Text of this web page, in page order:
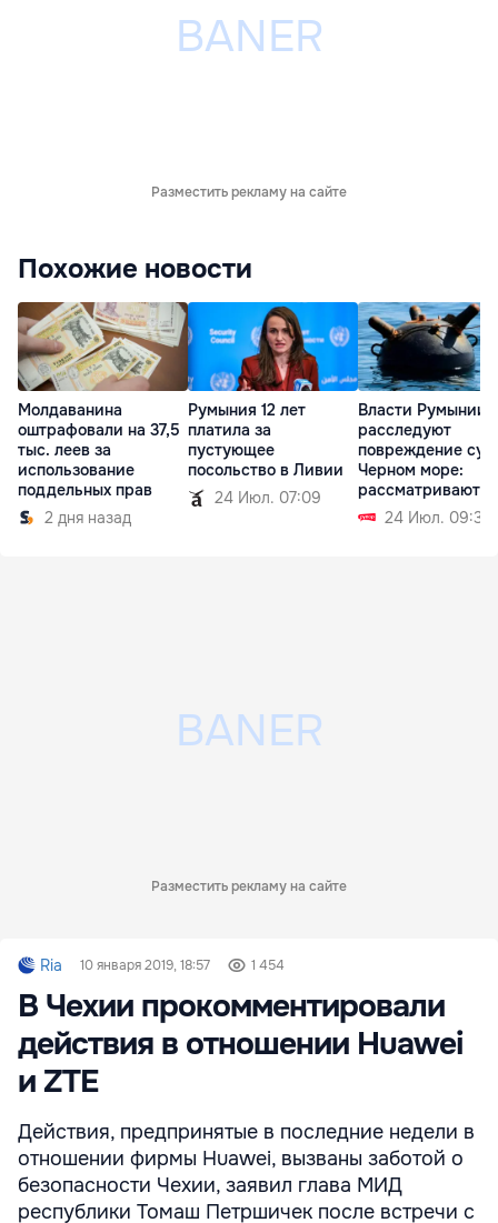
Разместить рекламу на сайте
Похожие новости
Молдаванина
оштрафовали на 37,5
тыс. леев за
использование
поддельных прав
2 дня назад
Румыния 12 лет
платила за
пустующее
посольство в Ливии
24 Июл. 07:09
Власти Румынии
расследуют
повреждение
Черном море:
рассматриваются
две версии
24 Июл. 09:32
Разместить рекламу на сайте
Ria 10 января 2019, 18:57 1 454
В Чехии прокомментировали
действия в отношении Huawei
и ZTE
Действия, предпринятые в последние недели в
отношении фирмы Huawei, вызваны заботой о
безопасности Чехии, заявил глава МИД
республики Томаш Петршичек после встречи с